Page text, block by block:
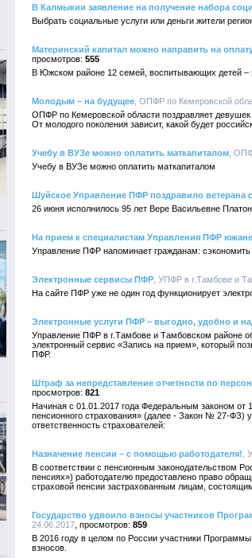
В Калмыкии заявление на получение набора
Выбрать социальные услуги или деньги жители
Материнский капитал можно направить на
555
В Южском районе 12 семей, воспитывающих детей –
Молодым – на будущее , ОПФР по Кемеровской
ОПФР по Кемеровской области поздравляет
От молодого поколения зависит, какой будет
Учебу в ВУЗе можно оплатить маткапиталом ,
Учебу в ВУЗе можно оплатить маткапиталом
Шуйское Управление ПФР поздравило ветерана
26 июня исполнилось 95 лет Вере Васильевне
На прием к специалистам Управления ПФР южане
Управление ПФР напоминает гражданам:
Электронные сервисы ПФР , УПФР в г.Тамбове и
На сайте ПФР уже не один год функционирует
Электронные услуги ПФР – выгодно, удобно и
Управление ПФР в г.Тамбове и Тамбовском районе
электронный сервис «Запись на прием», который
ПФР.
Штраф за непредставление отчетности по
821
Начиная с 01.01.2017 года Федеральным законом
пенсионного страхования» (далее - Закон № 27-ФЗ)
ответственность страхователей:
Назначение пенсии – с помощью работодателя! ,
В соответствии с пенсионным законодательством
пенсиях») работодателю предоставлено право
страховой пенсии застрахованным лицам,
Государство удвоило взносы участников
24.06.2017
859
В 2016 году в целом по России участники
взносов.